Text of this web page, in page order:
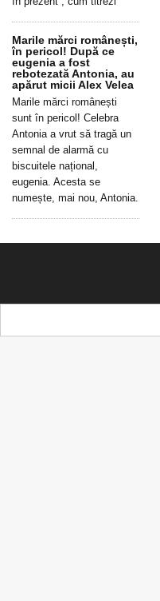
Marile mărci românești,
în pericol! După ce
eugenia a fost
rebotezată Antonia, au
apărut micii Alex Velea
Marile mărci românești
sunt în pericol! Celebra
Antonia a vrut să tragă un
semnal de alarmă cu
biscuitele național,
eugenia. Acesta se
numește, mai nou, Antonia.